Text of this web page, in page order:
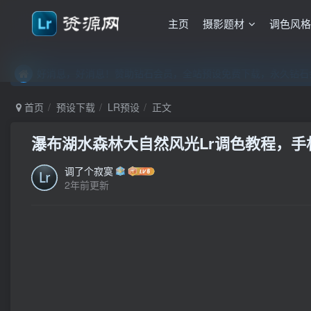
主页 摄影题材 调色风格
好消息，好消息！赞助钻石会员，全站预设免费下载，永久
首页 预设下载 LR预设 正文
瀑布湖水森林大自然风光Lr调色教程，
调了个寂寞
2年前更新